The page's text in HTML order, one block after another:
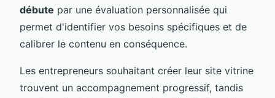
débute par une évaluation personnalisée qui
permet d'identifier vos besoins spécifiques et de
calibrer le contenu en conséquence.
Les entrepreneurs souhaitant créer leur site vitrine
trouvent un accompagnement progressif, tandis